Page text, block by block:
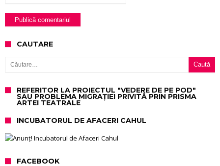
CAUTARE
Caută după:
REFERITOR LA PROIECTUL "VEDERE DE PE POD"
SAU PROBLEMA MIGRAȚIEI PRIVITĂ PRIN PRISMA
ARTEI TEATRALE
INCUBATORUL DE AFACERI CAHUL
FACEBOOK